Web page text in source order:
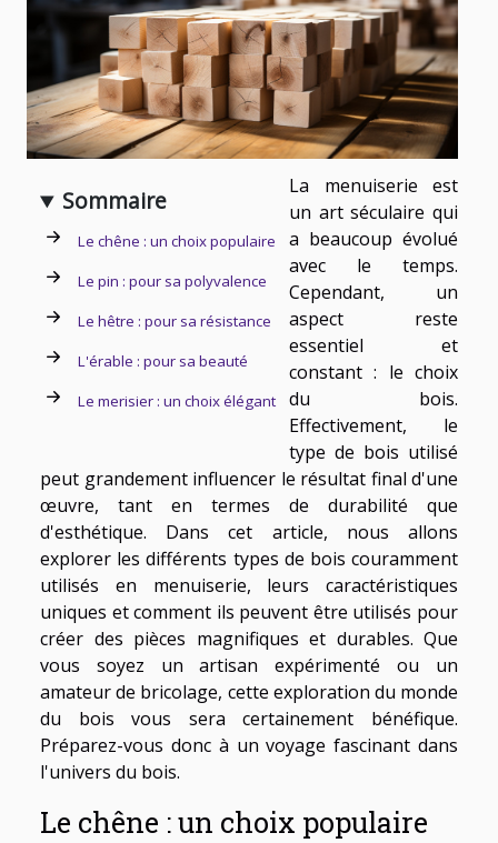
Sommaire
Le chêne : un choix populaire
Le pin : pour sa polyvalence
Le hêtre : pour sa résistance
L'érable : pour sa beauté
Le merisier : un choix élégant
La menuiserie est
un art séculaire qui
a beaucoup évolué
avec le temps.
Cependant, un
aspect reste
essentiel et
constant : le choix
du bois.
Effectivement, le
type de bois utilisé
peut grandement influencer le résultat final d'une
œuvre, tant en termes de durabilité que
d'esthétique. Dans cet article, nous allons
explorer les différents types de bois couramment
utilisés en menuiserie, leurs caractéristiques
uniques et comment ils peuvent être utilisés pour
créer des pièces magnifiques et durables. Que
vous soyez un artisan expérimenté ou un
amateur de bricolage, cette exploration du monde
du bois vous sera certainement bénéfique.
Préparez-vous donc à un voyage fascinant dans
l'univers du bois.
Le chêne : un choix populaire